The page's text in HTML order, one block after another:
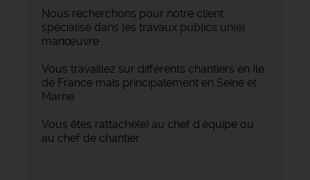
Nous recherchons pour notre client
spécialisé dans les travaux publics un(e)
manœuvre .
Vous travaillez sur différents chantiers en Ile
de France mais principalement en Seine et
Marne.
Vous êtes rattaché(e) au chef d'équipe ou
au chef de chantier.